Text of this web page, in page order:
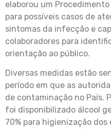
elaborou um Procedimento
para possíveis casos de
sintomas da infecção e
colaboradores para
orientação ao público.
Diversas medidas estão
período em que as
de contaminação no País.
foi disponibilizado álcool
70% para higienização